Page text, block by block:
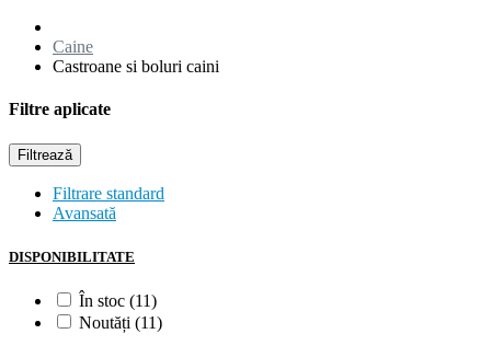
Caine
Castroane si boluri caini
Filtre aplicate
Filtrează
Filtrare standard
Avansată
DISPONIBILITATE
În stoc (11)
Noutăți (11)